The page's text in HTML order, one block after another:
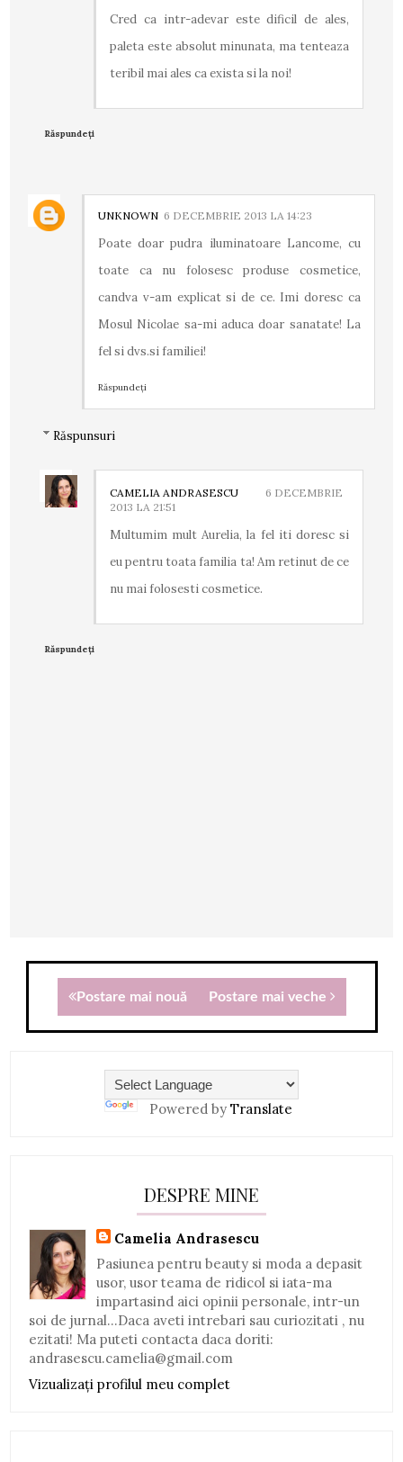
Cred ca intr-adevar este dificil de ales,
paleta este absolut minunata, ma tenteaza
teribil mai ales ca exista si la noi!
Răspundeți
UNKNOWN 6 DECEMBRIE 2013 LA 14:23
Poate doar pudra iluminatoare Lancome, cu
toate ca nu folosesc produse cosmetice,
candva v-am explicat si de ce. Imi doresc ca
Mosul Nicolae sa-mi aduca doar sanatate! La
fel si dvs.si familiei!
Răspundeți
Răspunsuri
CAMELIA ANDRASESCU
6 DECEMBRIE
2013 LA 21:51
Multumim mult Aurelia, la fel iti doresc si
eu pentru toata familia ta! Am retinut de ce
nu mai folosesti cosmetice.
Răspundeți
Postare mai nouă Postare mai veche
Powered by Translate
DESPRE MINE
Camelia Andrasescu
Pasiunea pentru beauty si moda a depasit
usor, usor teama de ridicol si iata-ma
impartasind aici opinii personale, intr-un
soi de jurnal...Daca aveti intrebari sau curiozitati , nu
ezitati! Ma puteti contacta daca doriti:
andrasescu.camelia@gmail.com
Vizualizați profilul meu complet